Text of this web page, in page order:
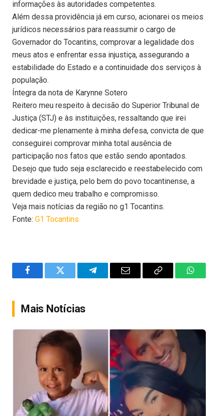
informações às autoridades competentes.
Além dessa providência já em curso, acionarei os meios
jurídicos necessários para reassumir o cargo de
Governador do Tocantins, comprovar a legalidade dos
meus atos e enfrentar essa injustiça, assegurando a
estabilidade do Estado e a continuidade dos serviços à
população.
Íntegra da nota de Karynne Sotero
Reitero meu respeito à decisão do Superior Tribunal de
Justiça (STJ) e às instituições, ressaltando que irei
dedicar-me plenamente à minha defesa, convicta de que
conseguirei comprovar minha total ausência de
participação nos fatos que estão sendo apontados.
Desejo que tudo seja esclarecido e reestabelecido com
brevidade e justiça, pelo bem do povo tocantinense, a
quem dedico meu trabalho e compromisso.
Veja mais notícias da região no g1 Tocantins.
Fonte: G1 Tocantins
FacebookTwitter TelegramEmail
Copy
Mais Notícias